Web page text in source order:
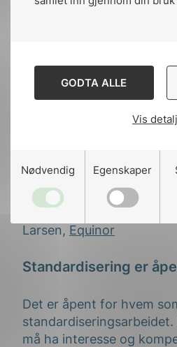
GODTA ALLE
Vis
Nødvendig Egenskaper
-Equinor ønsker å gå
basere oss på
vil vi bli mer effektive
delta mer aktivt i
for å ivareta egne behov
Larsen, Equinor
Standardisering er
Det er åpent for hvem
må ha interesse og